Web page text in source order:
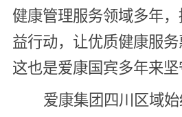
健康管理服务领域多年
益行动，让优质健康服务
这也是爱康国宾多年来坚
爱康集团四川区域